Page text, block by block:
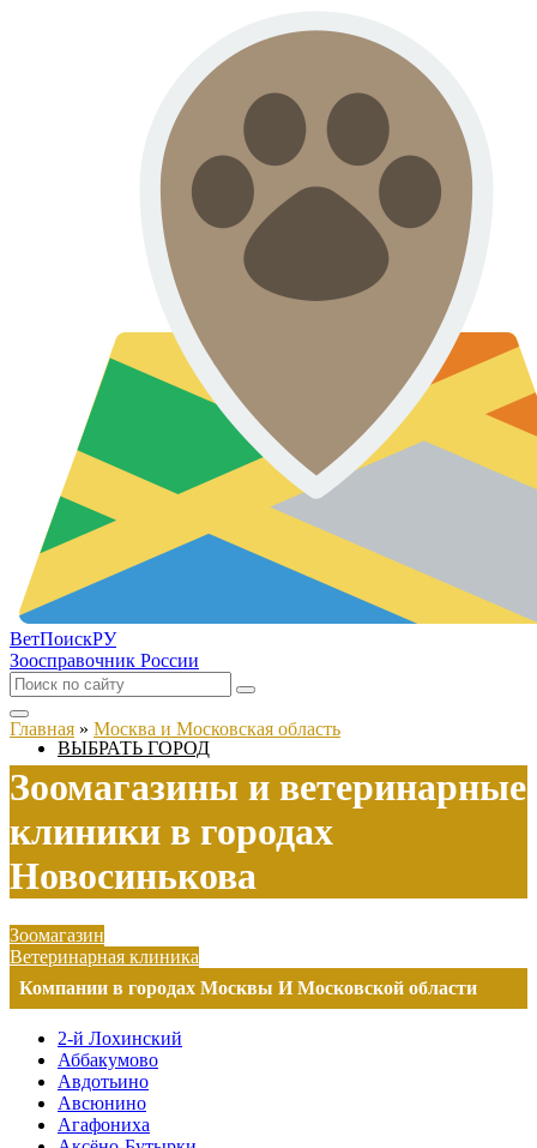
ВетПоискРУ
Зоосправочник России
ВЫБРАТЬ ГОРОД
Главная » Москва и Московская область
Зоомагазины и ветеринарные
клиники в городах
Новосинькова
Зоомагазин
Ветеринарная клиника
Компании в городах Москвы И Московской области
2-й Лохинский
Аббакумово
Авдотьино
Авсюнино
Агафониха